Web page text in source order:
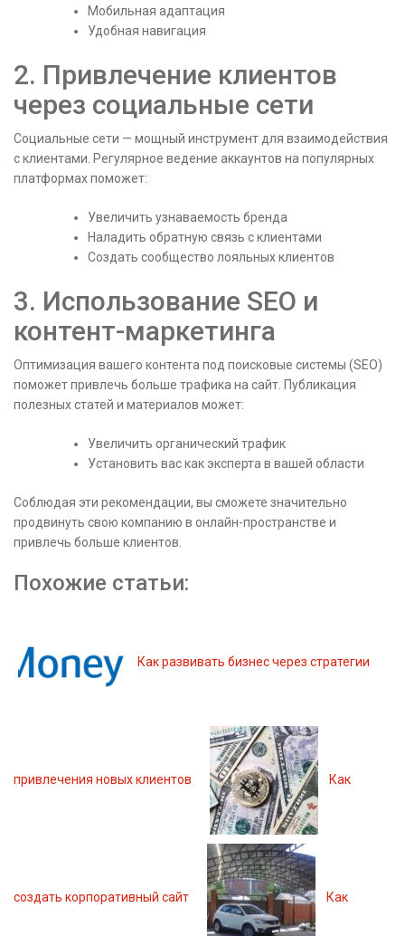
Мобильная адаптация
Удобная навигация
2. Привлечение клиентов
через социальные сети
Социальные сети — мощный инструмент для взаимодействия
с клиентами. Регулярное ведение аккаунтов на популярных
платформах поможет:
Увеличить узнаваемость бренда
Наладить обратную связь с клиентами
Создать сообщество лояльных клиентов
3. Использование SEO и
контент-маркетинга
Оптимизация вашего контента под поисковые системы (SEO)
поможет привлечь больше трафика на сайт. Публикация
полезных статей и материалов может:
Увеличить органический трафик
Установить вас как эксперта в вашей области
Соблюдая эти рекомендации, вы сможете значительно
продвинуть свою компанию в онлайн-пространстве и
привлечь больше клиентов.
Похожие статьи:
Как развивать бизнес через стратегии
привлечения новых клиентов Как
создать корпоративный сайт Как